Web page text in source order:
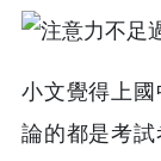
小文覺得上
論的都是考